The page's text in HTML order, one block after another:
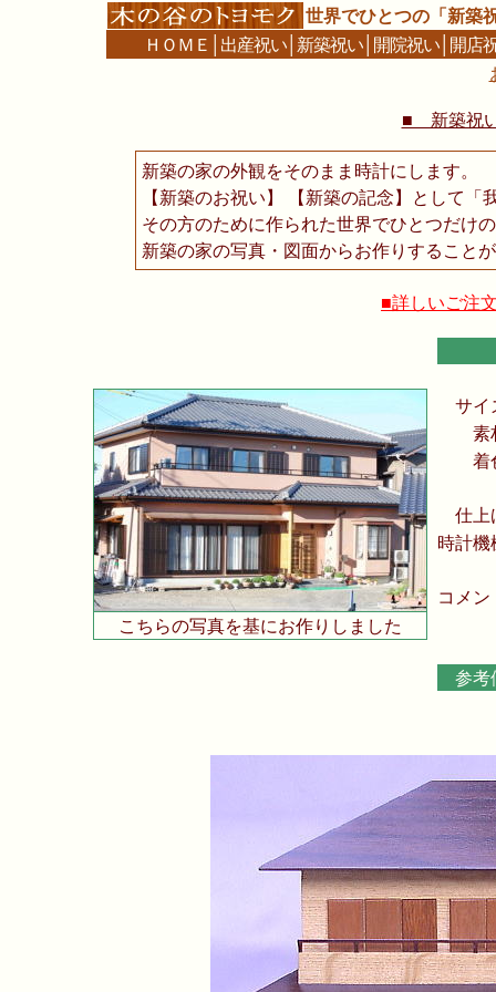
世界でひとつの「新築
ＨＯＭＥ 出産祝い 新築祝い 開院祝い 開店
■ 新築祝
新築の家の外観をそのまま時計にします。
【新築のお祝い】 【新築の記念】として
その方のために作られた世界でひとつだけ
新築の家の写真・図面からお作りすること
■詳しいご注
こちらの写真を基にお作りしました
サイ
素
着
仕上
時計機
コメン
参